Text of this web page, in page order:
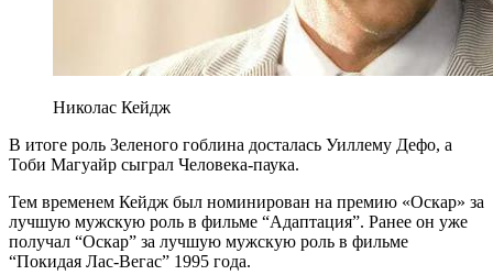
Николас Кейдж
В итоге роль Зеленого гоблина досталась Уиллему Дефо, а
Тоби Магуайр сыграл Человека-паука.
Тем временем Кейдж был номинирован на премию «Оскар» за
лучшую мужскую роль в фильме “Адаптация”. Ранее он уже
получал “Оскар” за лучшую мужскую роль в фильме
“Покидая Лас-Вегас” 1995 года.